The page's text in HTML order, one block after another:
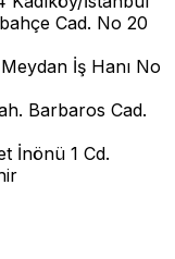
Cad. No 20
İş Hanı No
Barbaros Cad.
İnönü 1 Cd.